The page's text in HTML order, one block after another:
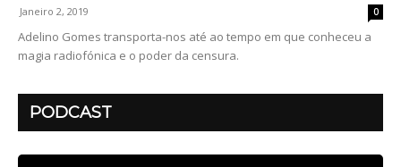
Janeiro 2, 2019 0
Adelino Gomes transporta-nos até ao tempo em que conheceu a
magia radiofónica e o poder da censura.
PODCAST
Reprodutor